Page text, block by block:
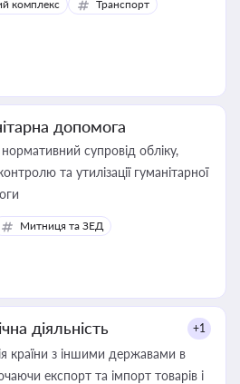
комплекс
Транспорт
допомога
супровід обліку,
та утилізації гуманітарної
Митниця та ЗЕД
діяльність +1
країни з іншими державами в
експорт та імпорт товарів і